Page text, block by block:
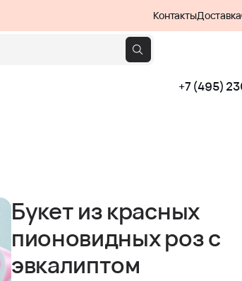
КонтактыДоставка
+7 (495)
Букет из красных
пионовидных роз с
эвкалиптом